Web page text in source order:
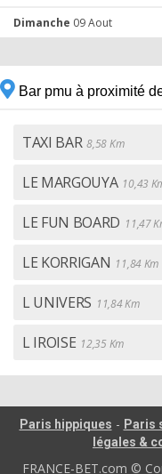
Dimanche 09 Aout
Bar pmu à proximité
TAXI BAR 8,58 Km
LE MARGOUYA 10,43
LE FUN BOARD 11,47
LE KORRIGAN 11,84 Km
L UNIVERS 11,84 Km
L IROISE 12,35 Km
Paris hippiques - Paris
légales &
FRANCE-BET.com ©